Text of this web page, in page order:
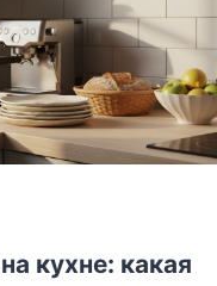
кухне: какая